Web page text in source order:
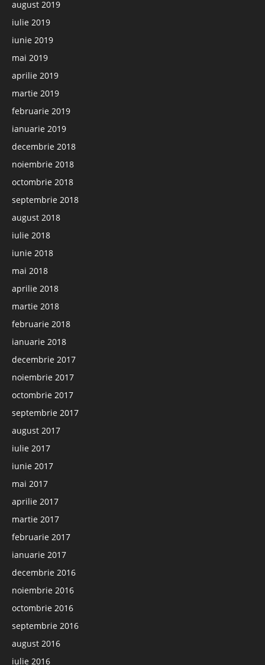
august 2019
iulie 2019
iunie 2019
mai 2019
aprilie 2019
martie 2019
februarie 2019
ianuarie 2019
decembrie 2018
noiembrie 2018
octombrie 2018
septembrie 2018
august 2018
iulie 2018
iunie 2018
mai 2018
aprilie 2018
martie 2018
februarie 2018
ianuarie 2018
decembrie 2017
noiembrie 2017
octombrie 2017
septembrie 2017
august 2017
iulie 2017
iunie 2017
mai 2017
aprilie 2017
martie 2017
februarie 2017
ianuarie 2017
decembrie 2016
noiembrie 2016
octombrie 2016
septembrie 2016
august 2016
iulie 2016